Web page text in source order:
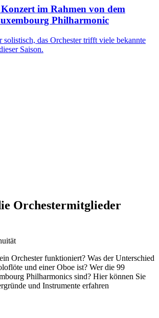
im Rahmen von dem
Philharmonic
das Orchester trifft viele bekannte
Saison.
Orchestermitglieder
Orchester funktioniert? Was der Unterschied
und einer Oboe ist? Wer die 99
Philharmonics sind? Hier können Sie
und Instrumente erfahren